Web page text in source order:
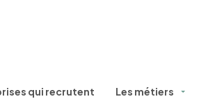
qui recrutent Les métiers